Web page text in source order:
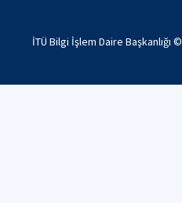
İTÜ Bilgi İşlem Daire Başkanlığı ©